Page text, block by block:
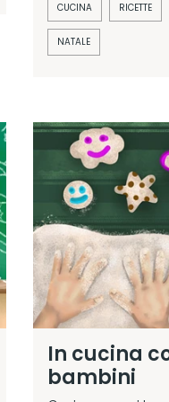
CUCINA RICETTE
NATALE
In cucina
bambini